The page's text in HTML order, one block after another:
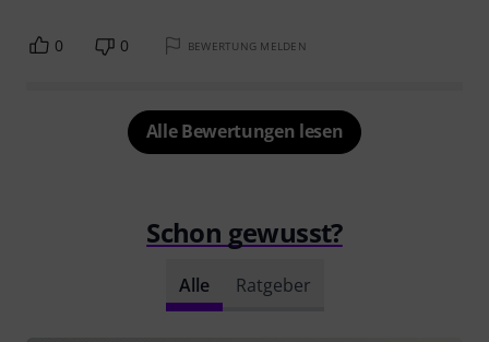
0 0 BEWERTUNG MELDEN
Alle Bewertungen lesen
Schon gewusst?
Alle Ratgeber